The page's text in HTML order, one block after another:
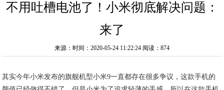
不用吐槽电池了！小米彻底解决问题：
来了
来源：时间：2020-05-24 11:22:24 阅读：874
其实今年小米发布的旗舰机型小米9一直都存在很多争议，这款手机的